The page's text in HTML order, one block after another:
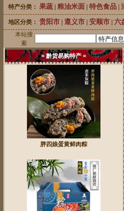
特产分类： 果蔬 粮油米面 特色食品
地区分类： 贵阳市 遵义市 安顺市 六
本站搜
索
中国刺
= 黔货易购特产 =
胖四娘蛋黄鲜肉粽